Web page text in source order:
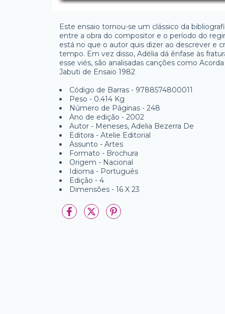
Este ensaio tornou-se um clássico da
entre a obra do compositor e o período do
está no que o autor quis dizer ao descrever e
tempo. Em vez disso, Adélia dá ênfase às
esse viés, são analisadas canções como
Jabuti de Ensaio 1982
Código de Barras - 9788574800011
Peso - 0.414 Kg
Número de Páginas - 248
Ano de edição - 2002
Autor - Meneses, Adelia Bezerra De
Editora - Atelie Editorial
Assunto - Artes
Formato - Brochura
Origem - Nacional
Idioma - Português
Edição - 4
Dimensões - 16 X 23